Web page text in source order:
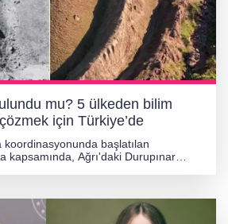
mu? 5 ülkeden bilim
için Türkiye’de
koordinasyonunda başlatılan
kapsamında, Ağrı'daki Durupınar